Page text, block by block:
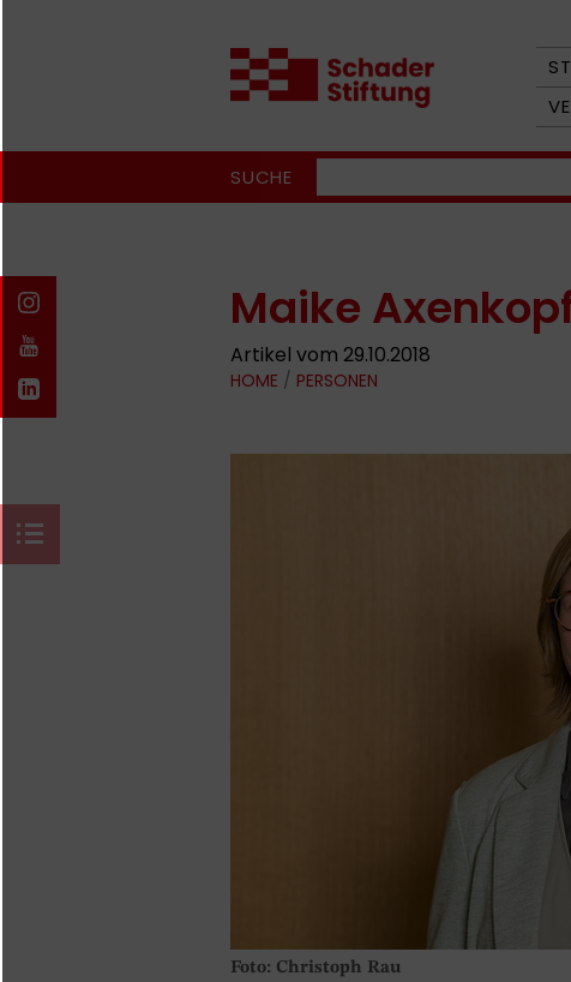
SUCHE
Maike
Artikel vom 29.10.2018
HOME / PERSONEN
Foto: Christoph Rau